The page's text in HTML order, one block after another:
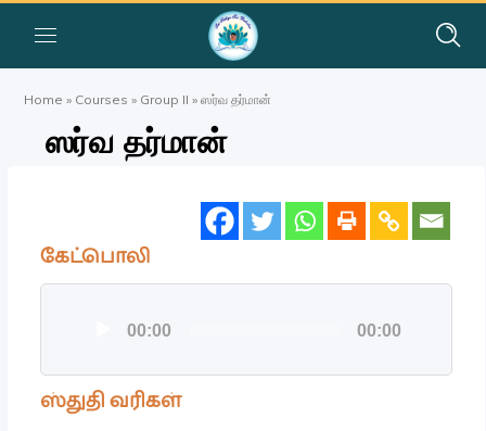
Home » Courses » Group II »ஸர்வ தர்மான்
ஸர்வ தர்மான்
கேட்பொலி
00:00 00:00
ஸ்துதி வரிகள்